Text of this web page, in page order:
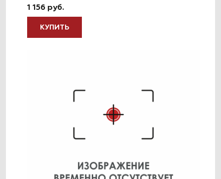
1 156 руб.
КУПИТЬ